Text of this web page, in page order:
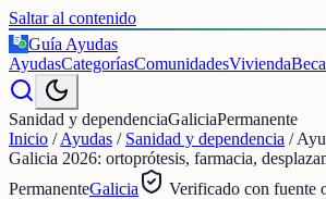
Saltar al contenido
€
Guía Ayudas
AyudasCategoríasComunidadesVivienda
Sanidad y dependenciaGaliciaPermanente
Inicio /Ayudas / Sanidad y dependencia /
Galicia 2026: ortoprótesis, farmacia,
PermanenteGalicia Verificado con fuente